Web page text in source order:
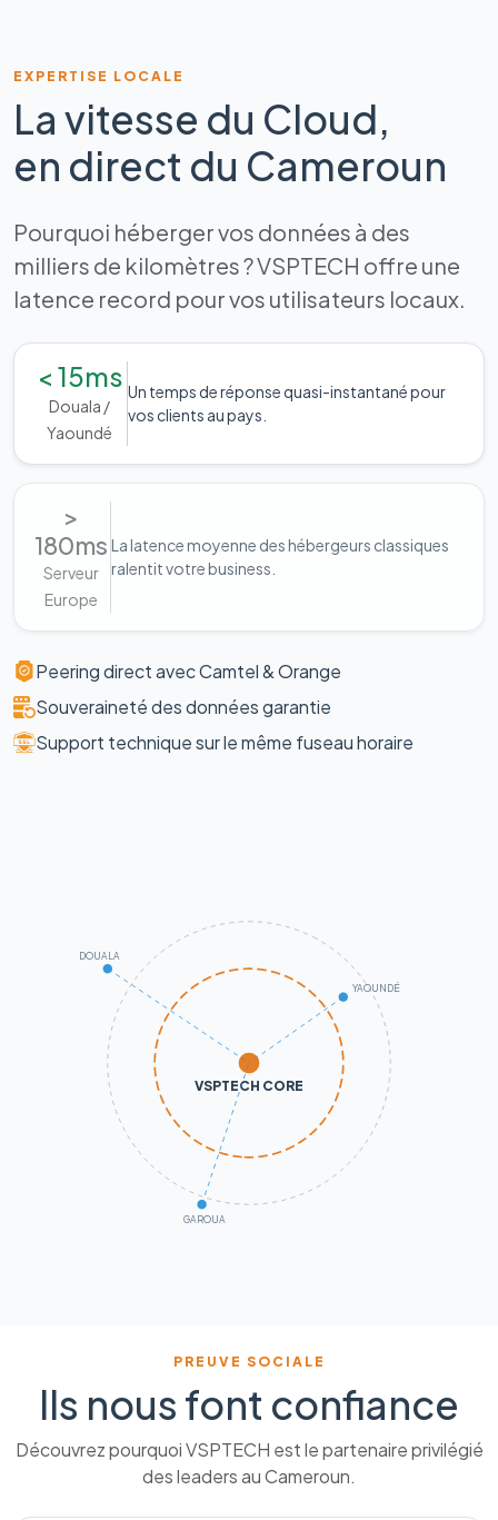
EXPERTISE LOCALE
La vitesse du Cloud,
en direct du Cameroun
Pourquoi héberger vos données à des
milliers de kilomètres ? VSPTECH offre une
latence record pour vos utilisateurs locaux.
< 15ms
Douala /
Yaoundé
Un temps de réponse quasi-instantané pour
vos clients au pays.
>
180ms
Serveur
Europe
La latence moyenne des hébergeurs classiques
ralentit votre business.
Peering direct avec Camtel & Orange
Souveraineté des données garantie
Support technique sur le même fuseau horaire
VSPTECH CORE
DOUALA
YAOUNDÉ
GAROUA
PREUVE SOCIALE
Ils nous font confiance
Découvrez pourquoi VSPTECH est le partenaire privilégié
des leaders au Cameroun.